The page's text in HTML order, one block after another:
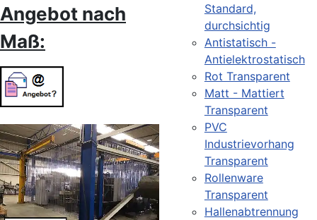
Angebot nach
Maß:
Standard,
durchsichtig
Antistatisch -
Antielektrostatisch
Rot Transparent
Matt - Mattiert
Transparent
PVC
Industrievorhang
Transparent
Rollenware
Transparent
Hallenabtrennung